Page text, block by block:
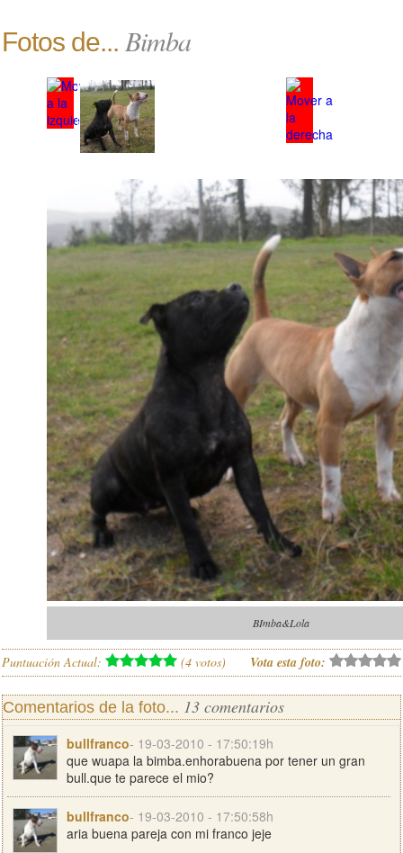
Fotos de... Bimba
BImba&Lola
Puntuación Actual: (4 votos) Vota esta foto:
Comentarios de la foto... 13 comentarios
bullfranco- 19-03-2010 - 17:50:19h
que wuapa la bimba.enhorabuena por tener un gran
bull.que te parece el mio?
bullfranco- 19-03-2010 - 17:50:58h
aria buena pareja con mi franco jeje